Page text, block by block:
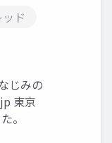
ド
じみの
東京
。